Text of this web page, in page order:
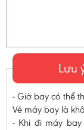
Lưu
- Giờ bay có thể
Vé máy bay là
- Khi đi máy bay